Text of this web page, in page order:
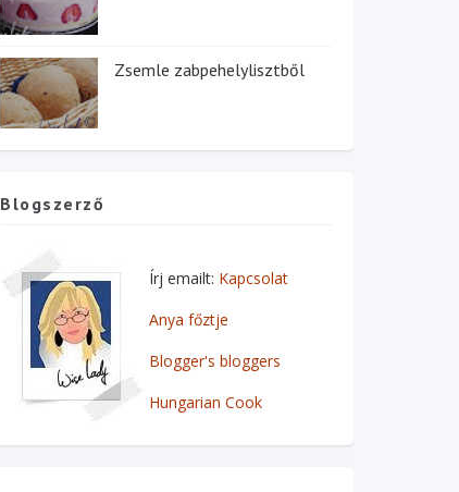
Zsemle zabpehelylisztből
Blogszerző
Írj emailt: Kapcsolat
Anya főztje
Blogger's bloggers
Hungarian Cook